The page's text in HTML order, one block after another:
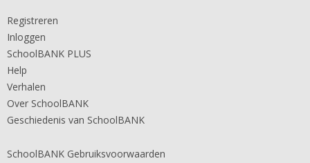
Registreren
Inloggen
SchoolBANK PLUS
Help
Verhalen
Over SchoolBANK
Geschiedenis van SchoolBANK
SchoolBANK Gebruiksvoorwaarden